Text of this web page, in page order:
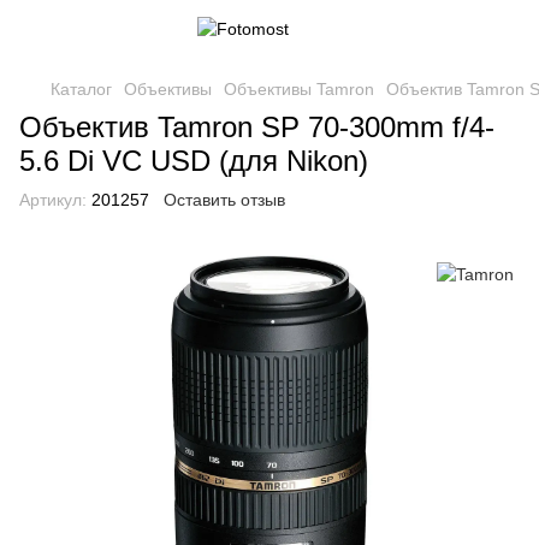
Каталог Объективы Объективы Tamron Объектив Tamron
Объектив Tamron SP 70-300mm f/4-
5.6 Di VC USD (для Nikon)
Артикул: 201257 Оставить отзыв